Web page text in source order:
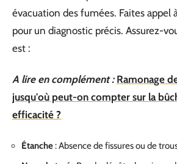
évacuation des fumées. Faites appel
pour un diagnostic précis. Assurez-
est :
A lire en complément : Ramonage
jusqu'où peut-on compter sur la
efficacité ?
Étanche: Absence de fissures ou de